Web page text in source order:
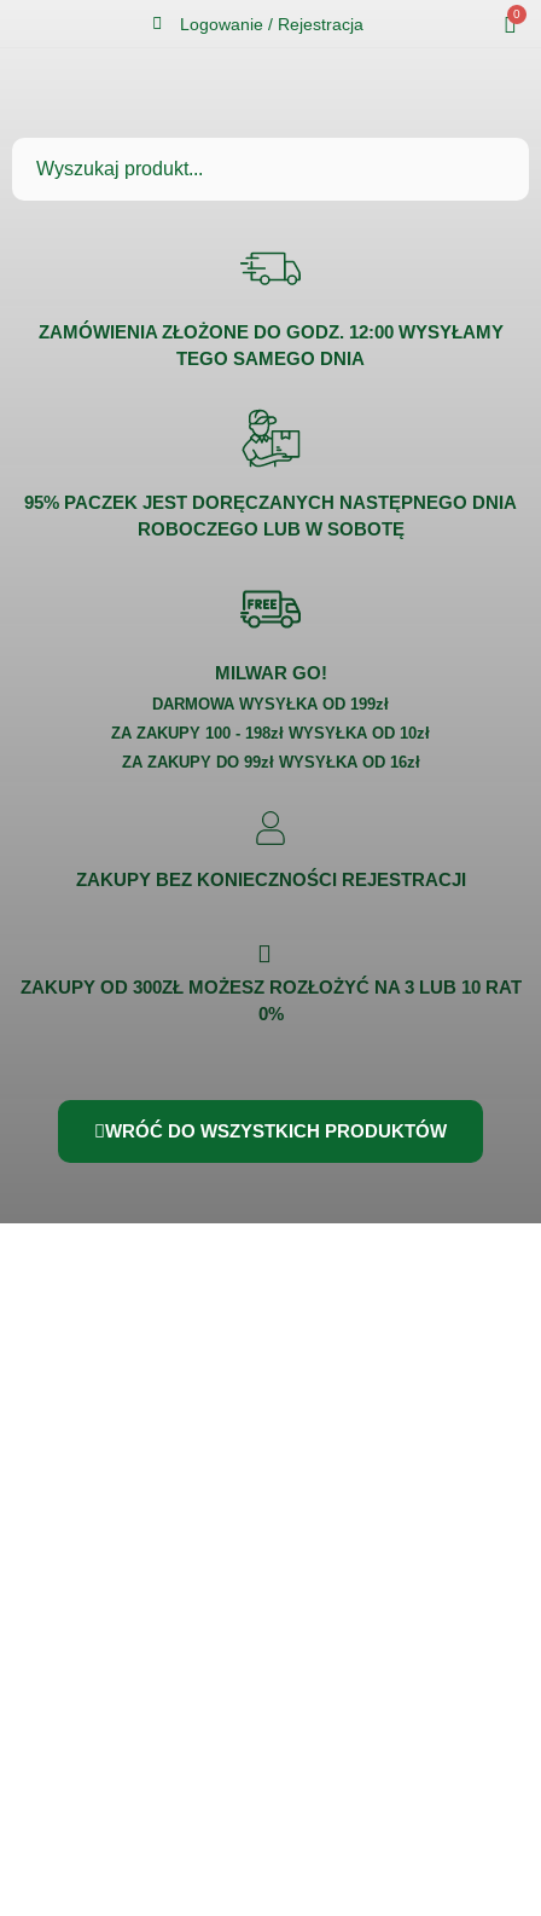
Logowanie / Rejestracja 0
ZAMÓWIENIA ZŁOŻONE DO GODZ. 12:00 WYSYŁAMY
TEGO SAMEGO DNIA
95% PACZEK JEST DORĘCZANYCH NASTĘPNEGO DNIA
ROBOCZEGO LUB W SOBOTĘ
MILWAR GO!
DARMOWA WYSYŁKA OD 199zł
ZA ZAKUPY 100 - 198zł WYSYŁKA OD 10zł
ZA ZAKUPY DO 99zł WYSYŁKA OD 16zł
ZAKUPY BEZ KONIECZNOŚCI REJESTRACJI
ZAKUPY OD 300ZŁ MOŻESZ ROZŁOŻYĆ NA 3 LUB 10 RAT
0%
WRÓĆ DO WSZYSTKICH PRODUKTÓW